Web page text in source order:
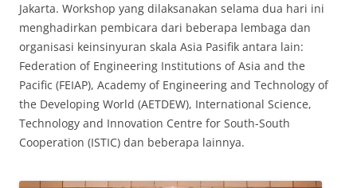
Jakarta. Workshop yang dilaksanakan selama dua hari ini
menghadirkan pembicara dari beberapa lembaga dan
organisasi keinsinyuran skala Asia Pasifik antara lain:
Federation of Engineering Institutions of Asia and the
Pacific (FEIAP), Academy of Engineering and Technology of
the Developing World (AETDEW), International Science,
Technology and Innovation Centre for South-South
Cooperation (ISTIC) dan beberapa lainnya.